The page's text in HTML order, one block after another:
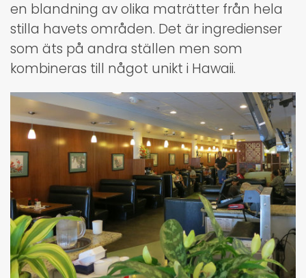
en blandning av olika maträtter från hela
stilla havets områden. Det är ingredienser
som äts på andra ställen men som
kombineras till något unikt i Hawaii.